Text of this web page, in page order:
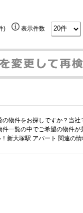
) 表示件数
物件をお探しですか？当
件一覧の中でご希望の物件
新大塚駅 アパート 関連の